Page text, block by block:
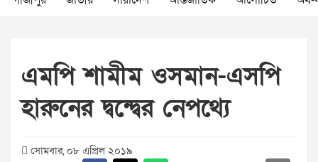
এমপি শামীম ওসমান-এসপি
হারুনের দ্বন্দ্বের নেপথ্যে
সোমবার, ০৮ এপ্রিল ২০১৯